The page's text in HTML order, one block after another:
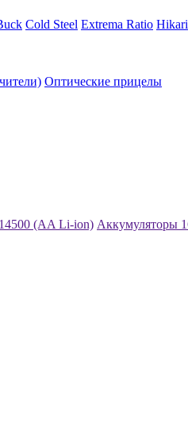
Cold Steel Extrema Ratio Hikari
Оптические прицелы
(AA Li-ion) Аккумуляторы